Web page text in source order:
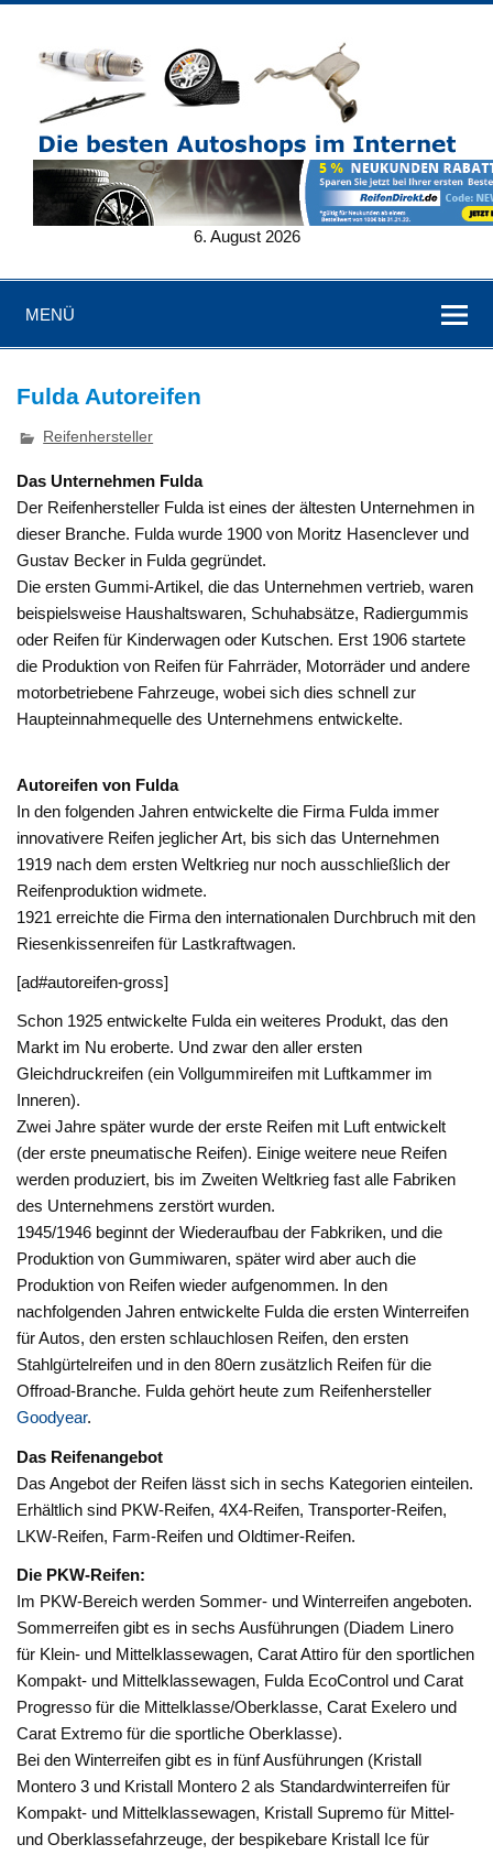
6. August 2026
MENÜ
Fulda Autoreifen
Reifenhersteller
Das Unternehmen Fulda
Der Reifenhersteller Fulda ist eines der ältesten Unternehmen in
dieser Branche. Fulda wurde 1900 von Moritz Hasenclever und
Gustav Becker in Fulda gegründet.
Die ersten Gummi-Artikel, die das Unternehmen vertrieb, waren
beispielsweise Haushaltswaren, Schuhabsätze, Radiergummis
oder Reifen für Kinderwagen oder Kutschen. Erst 1906 startete
die Produktion von Reifen für Fahrräder, Motorräder und andere
motorbetriebene Fahrzeuge, wobei sich dies schnell zur
Haupteinnahmequelle des Unternehmens entwickelte.
Autoreifen von Fulda
In den folgenden Jahren entwickelte die Firma Fulda immer
innovativere Reifen jeglicher Art, bis sich das Unternehmen
1919 nach dem ersten Weltkrieg nur noch ausschließlich der
Reifenproduktion widmete.
1921 erreichte die Firma den internationalen Durchbruch mit den
Riesenkissenreifen für Lastkraftwagen.
[ad#autoreifen-gross]
Schon 1925 entwickelte Fulda ein weiteres Produkt, das den
Markt im Nu eroberte. Und zwar den aller ersten
Gleichdruckreifen (ein Vollgummireifen mit Luftkammer im
Inneren).
Zwei Jahre später wurde der erste Reifen mit Luft entwickelt
(der erste pneumatische Reifen). Einige weitere neue Reifen
werden produziert, bis im Zweiten Weltkrieg fast alle Fabriken
des Unternehmens zerstört wurden.
1945/1946 beginnt der Wiederaufbau der Fabkriken, und die
Produktion von Gummiwaren, später wird aber auch die
Produktion von Reifen wieder aufgenommen. In den
nachfolgenden Jahren entwickelte Fulda die ersten Winterreifen
für Autos, den ersten schlauchlosen Reifen, den ersten
Stahlgürtelreifen und in den 80ern zusätzlich Reifen für die
Offroad-Branche. Fulda gehört heute zum Reifenhersteller
Goodyear.
Das Reifenangebot
Das Angebot der Reifen lässt sich in sechs Kategorien einteilen.
Erhältlich sind PKW-Reifen, 4X4-Reifen, Transporter-Reifen,
LKW-Reifen, Farm-Reifen und Oldtimer-Reifen.
Die PKW-Reifen:
Im PKW-Bereich werden Sommer- und Winterreifen angeboten.
Sommerreifen gibt es in sechs Ausführungen (Diadem Linero
für Klein- und Mittelklassewagen, Carat Attiro für den sportlichen
Kompakt- und Mittelklassewagen, Fulda EcoControl und Carat
Progresso für die Mittelklasse/Oberklasse, Carat Exelero und
Carat Extremo für die sportliche Oberklasse).
Bei den Winterreifen gibt es in fünf Ausführungen (Kristall
Montero 3 und Kristall Montero 2 als Standardwinterreifen für
Kompakt- und Mittelklassewagen, Kristall Supremo für Mittel-
und Oberklassefahrzeuge, der bespikebare Kristall Ice für